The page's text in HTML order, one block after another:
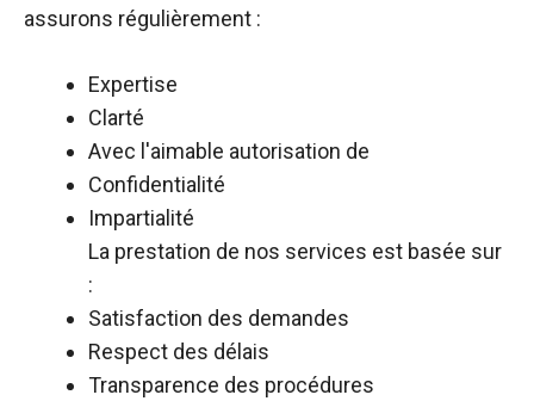
assurons régulièrement :
Expertise
Clarté
Avec l'aimable autorisation de
Confidentialité
Impartialité
La prestation de nos services est basée sur
:
Satisfaction des demandes
Respect des délais
Transparence des procédures